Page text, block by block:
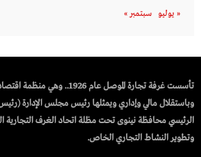
« يوليو سبتمبر »
تأسست غرفة تجارة الموصل عام
وباستقلال مالي وإداري ويمثلها رئيس مجلس الإدارة
الرئيسي محافظة نينوى تحت مظلة اتحاد الغرف التجارية
وتطوير النشاط التجاري الخاص.